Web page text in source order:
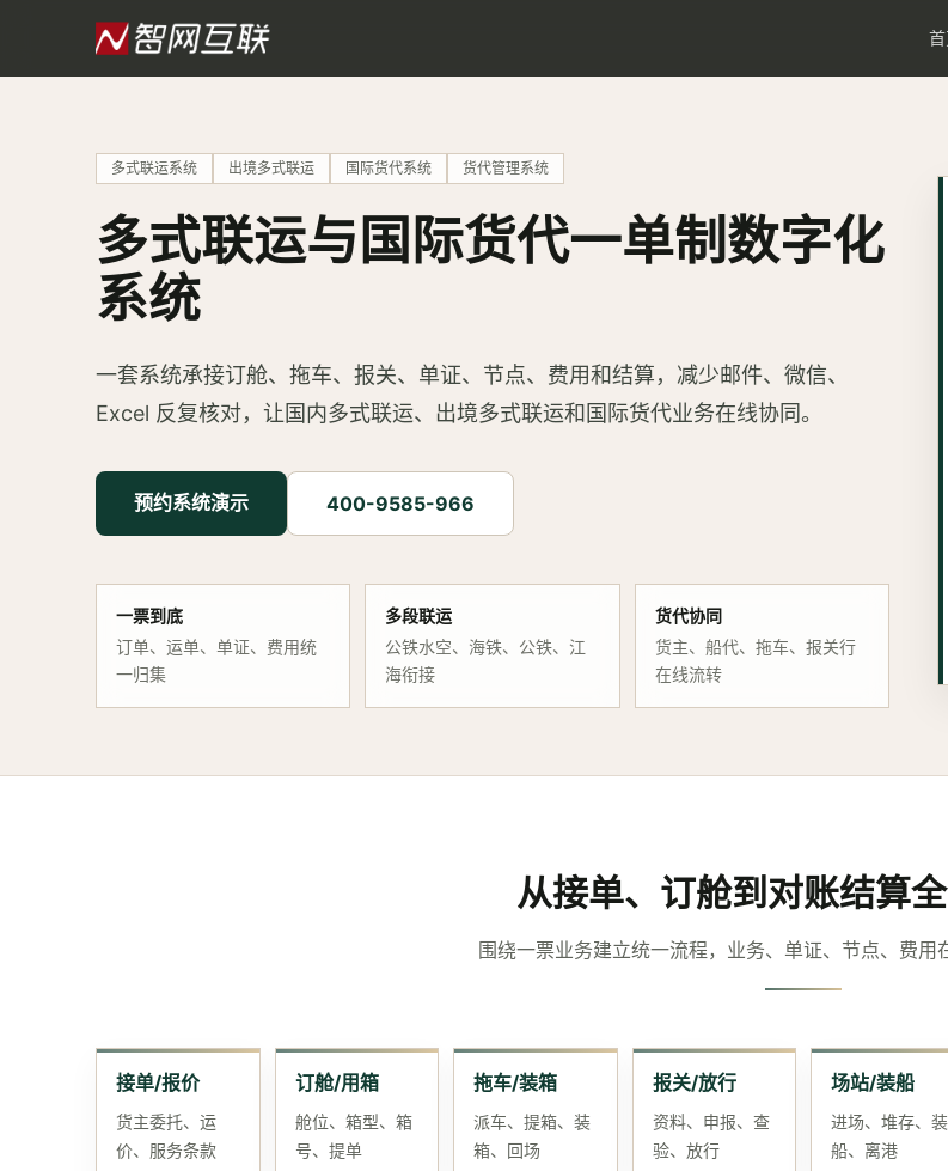
多式联运系统 出境多式联运 国际货代系统 货代管理系统
多式联运与国际货代一单制数字化
系统
一套系统承接订舱、拖车、报关、单证、节点、费用和结算，减少邮件、微信、
Excel 反复核对，让国内多式联运、出境多式联运和国际货代业务在线协同。
预约系统演示 400-9585-966
一票到底
订单、运单、单证、费用统
一归集
多段联运
公铁水空、海铁、公铁、江
海衔接
货代协同
货主、船代、拖车、报关行
在线流转
从接单、订舱到对账结算
围绕一票业务建立统一流程，业务、单证、节点、费用
接单/报价
货主委托、运
价、服务条款
订舱/用箱
舱位、箱型、箱
号、提单
拖车/装箱
派车、提箱、装
箱、回场
报关/放行
资料、申报、查
验、放行
场站/装船
进场、堆存、装
船、离港